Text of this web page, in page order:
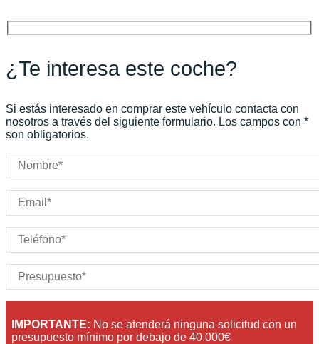
Potencia:612CV
Color:Negro
Color interior:
Carrocería:
Puertas:
Plazas:
¿Te interesa este coche?
Si estás interesado en comprar este vehículo contacta con
nosotros a través del siguiente formulario. Los campos con *
son obligatorios.
IMPORTANTE: No se atenderá ninguna solicitud con un
presupuesto mínimo por debajo de 40.000€